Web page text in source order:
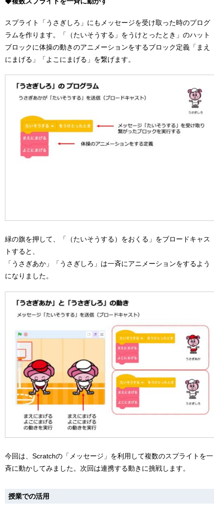
スプライト「うさぎしろ」にもメッセージを受け取った時のプログ
ラムを作ります。「（たいそうする」をうけとったとき」のハット
ブロックに体操の動きのアニメーションをするブロック定義「まえ
にまげる」「よこにまげる」を繋げます。
緑の旗を押して、「（たいそうする）をおくる」をブロードキャス
トすると、
「うさぎあか」「うさぎしろ」は一斉にアニメーションをするよう
になりました。
今回は、Scratchの「メッセージ」を利用して複数のスプライトを一
斉に動かしてみました。次回は連携する動きに挑戦します。
授業での活用